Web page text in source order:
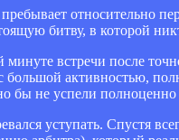
относительно
битву, в которой
встречи после
активностью,
бы не успели
уступать. Спустя